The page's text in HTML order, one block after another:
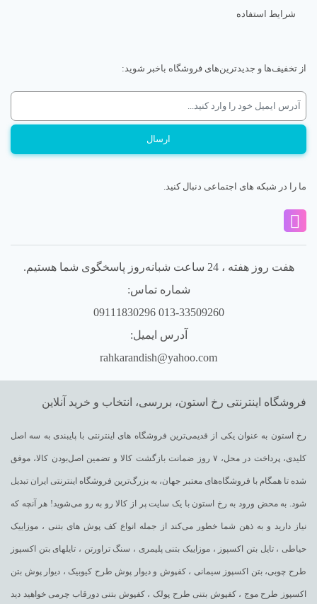
شرایط استفاده
از تخفیف‌ها و جدیدترین‌های فروشگاه باخبر شوید:
ما را در شبکه های اجتماعی دنبال کنید.
هفت روز هفته ، 24 ساعت شبانه‌روز پاسخگوی شما هستیم.
شماره تماس:
013-33509260 09111830296
آدرس ایمیل:
rahkarandish@yahoo.com
فروشگاه اینترنتی رخ استون، بررسی، انتخاب و خرید آنلاین
رخ استون به عنوان یکی از قدیمی‌ترین فروشگاه های اینترنتی با پایبندی به سه اصل
کلیدی، پرداخت در محل، ۷ روز ضمانت بازگشت کالا و تضمین اصل‌بودن کالا، موفق
شده تا همگام با فروشگاه‌های معتبر جهان، به بزرگ‌ترین فروشگاه اینترنتی ایران تبدیل
شود. به محض ورود به رخ استون با یک سایت پر از کالا رو به رو می‌شوید! هر آنچه که
نیاز دارید و به ذهن شما خطور می‌کند از جمله انواع کف پوش های بتنی ، موزاییک
حیاطی ، تایل بتن اکسپوز ، موزاییک بتنی پلیمری ، سنگ تراورتن ، تایلهای بتن اکسپوز
طرح چوبی، بتن اکسپوز سیمانی ، کفپوش و دیوار پوش طرح کیوبیک ، دیوار پوش بتن
اکسپوز طرح موج ، کفپوش بتنی طرح پولک ، کفپوش بتنی دورقاب چرمی خواهید دید